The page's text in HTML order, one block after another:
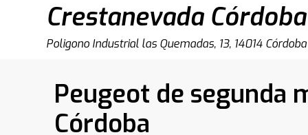
Crestanevada Córdoba
Poligono Industrial las Quemadas, 13, 14014 Córdoba
Peugeot de segunda
Córdoba